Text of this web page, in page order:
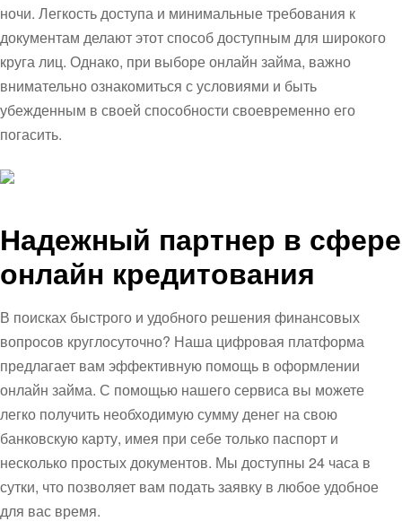
ночи. Легкость доступа и минимальные требования к
документам делают этот способ доступным для широкого
круга лиц. Однако, при выборе онлайн займа, важно
внимательно ознакомиться с условиями и быть
убежденным в своей способности своевременно его
погасить.
Надежный партнер в сфере
онлайн кредитования
В поисках быстрого и удобного решения финансовых
вопросов круглосуточно? Наша цифровая платформа
предлагает вам эффективную помощь в оформлении
онлайн займа. С помощью нашего сервиса вы можете
легко получить необходимую сумму денег на свою
банковскую карту, имея при себе только паспорт и
несколько простых документов. Мы доступны 24 часа в
сутки, что позволяет вам подать заявку в любое удобное
для вас время.